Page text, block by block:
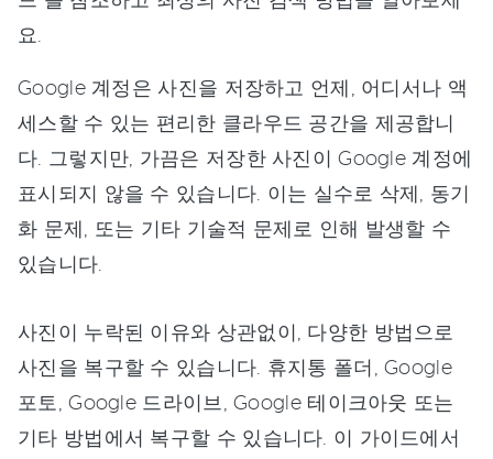
요.
Google 계정은 사진을 저장하고 언제, 어디서나 액
세스할 수 있는 편리한 클라우드 공간을 제공합니
다. 그렇지만, 가끔은 저장한 사진이 Google 계정에
표시되지 않을 수 있습니다. 이는 실수로 삭제, 동기
화 문제, 또는 기타 기술적 문제로 인해 발생할 수
있습니다.
사진이 누락된 이유와 상관없이, 다양한 방법으로
사진을 복구할 수 있습니다. 휴지통 폴더, Google
포토, Google 드라이브, Google 테이크아웃 또는
기타 방법에서 복구할 수 있습니다. 이 가이드에서